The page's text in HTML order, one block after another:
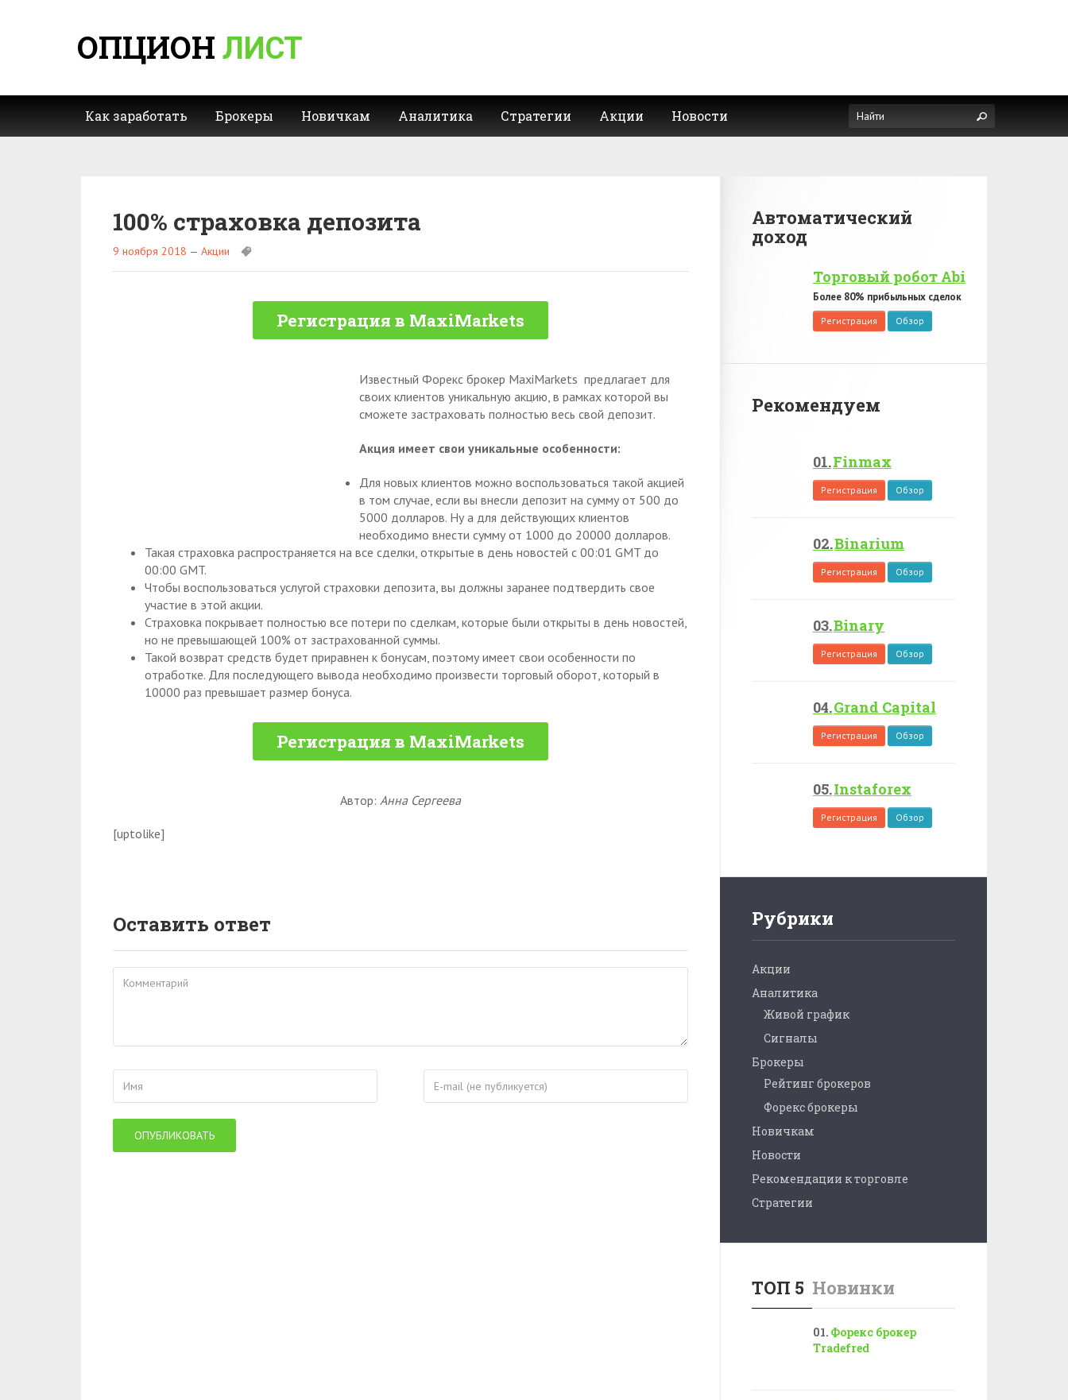
ОПЦИОН ЛИСТ
Как заработать Брокеры Новичкам Аналитика Стратегии Акции Новости
100% страховка депозита
9 ноября 2018 — Акции
Регистрация в MaxiMarkets
Известный Форекс брокер MaxiMarkets предлагает для
своих клиентов уникальную акцию, в рамках которой вы
сможете застраховать полностью весь свой депозит.
Акция имеет свои уникальные особенности:
Для новых клиентов можно воспользоваться такой акцией
в том случае, если вы внесли депозит на сумму от 500 до
5000 долларов. Ну а для действующих клиентов
необходимо внести сумму от 1000 до 20000 долларов.
Такая страховка распространяется на все сделки, открытые в день новостей с 00:01 GMT до
00:00 GMT.
Чтобы воспользоваться услугой страховки депозита, вы должны заранее подтвердить свое
участие в этой акции.
Страховка покрывает полностью все потери по сделкам, которые были открыты в день новостей,
но не превышающей 100% от застрахованной суммы.
Такой возврат средств будет приравнен к бонусам, поэтому имеет свои особенности по
отработке. Для последующего вывода необходимо произвести торговый оборот, который в
10000 раз превышает размер бонуса.
Регистрация в MaxiMarkets
Автор: Анна Сергеева
[uptolike]
Оставить ответ
Автоматический
доход
Торговый робот Abi
Более 80% прибыльных сделок
Регистрация Обзор
Рекомендуем
Finmax
Регистрация Обзор
Binarium
Регистрация Обзор
Binary
Регистрация Обзор
Grand Capital
Регистрация Обзор
Instaforex
Регистрация Обзор
Рубрики
Акции
Аналитика
Живой график
Сигналы
Брокеры
Рейтинг брокеров
Форекс брокеры
Новичкам
Новости
Рекомендации к торговле
Стратегии
ТОП 5 Новинки
Форекс брокер
Tradefred